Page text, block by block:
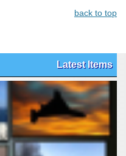
back to top
Latest Items